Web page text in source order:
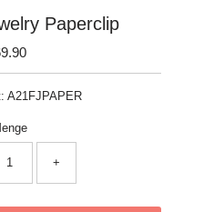
Paperclip
Regulärer
Preis
A21FJPAPER
+